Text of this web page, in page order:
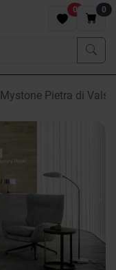
0 0
Mystone Pietra di Vals